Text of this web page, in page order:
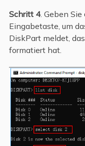
Schritt 4. Geben Sie
Eingabetaste, um
DiskPart meldet,
formatiert hat.